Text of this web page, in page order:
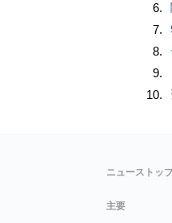
6.
7.
8.
9.
10.
ニューストッ
主要